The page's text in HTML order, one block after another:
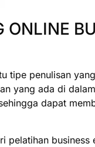
ONLINE
tipe penulisan
yang ada di
dapat
pelatihan